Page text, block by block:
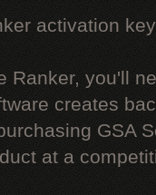
activation key
Ranker, you'll
creates
GSA
at a